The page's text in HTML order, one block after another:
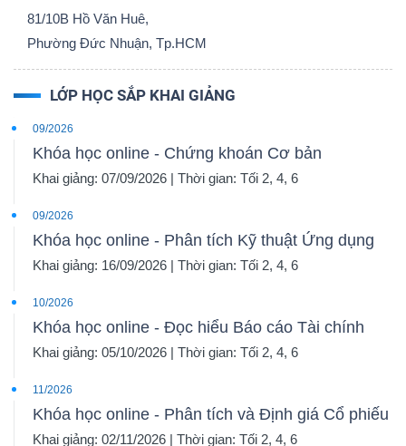
81/10B Hồ Văn Huê,
Phường Đức Nhuận, Tp.HCM
LỚP HỌC SẮP KHAI GIẢNG
09/2026
Khóa học online - Chứng khoán Cơ bản
Khai giảng: 07/09/2026 | Thời gian: Tối 2, 4, 6
09/2026
Khóa học online - Phân tích Kỹ thuật Ứng dụng
Khai giảng: 16/09/2026 | Thời gian: Tối 2, 4, 6
10/2026
Khóa học online - Đọc hiểu Báo cáo Tài chính
Khai giảng: 05/10/2026 | Thời gian: Tối 2, 4, 6
11/2026
Khóa học online - Phân tích và Định giá Cổ phiếu
Khai giảng: 02/11/2026 | Thời gian: Tối 2, 4, 6
Công
chính